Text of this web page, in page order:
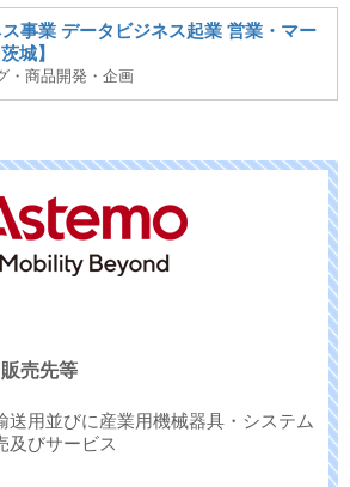
事業 データビジネス起業 営業・マー
城】
・商品開発・企画
売先等
送用並びに産業用機械器具・システム
及びサービス